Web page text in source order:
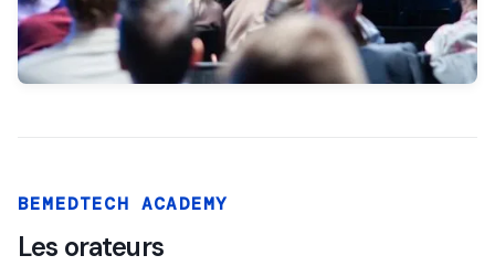
BEMEDTECH ACADEMY
Les orateurs